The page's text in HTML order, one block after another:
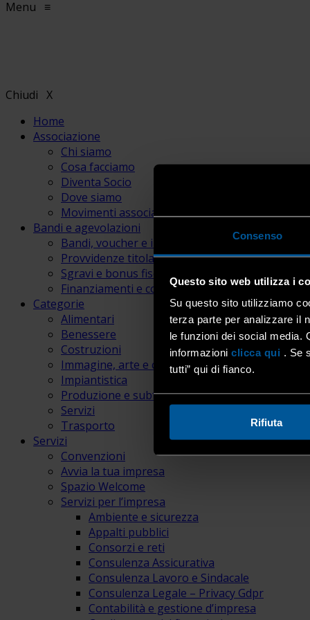
Consenso
Questo sito web utilizza i
Su questo sito utilizziamo
terza parte per analizzare il
le funzioni dei social media.
informazioni clicca qui . Se
tutti” qui di fianco.
Rifiuta
Menu ≡
Chiudi X
Home
Associazione
Chi siamo
Cosa facciamo
Diventa Socio
Dove siamo
Movimenti associativi
Bandi e agevolazioni
Bandi, voucher e incentivi
Provvidenze titolari e lavoratori
Sgravi e bonus fiscali
Finanziamenti e contributi
Categorie
Alimentari
Benessere
Costruzioni
Immagine, arte e comunicazione
Impiantistica
Produzione e subfornitura
Servizi
Trasporto
Servizi
Convenzioni
Avvia la tua impresa
Spazio Welcome
Servizi per l’impresa
Ambiente e sicurezza
Appalti pubblici
Consorzi e reti
Consulenza Assicurativa
Consulenza Lavoro e Sindacale
Consulenza Legale – Privacy Gdpr
Contabilità e gestione d’impresa